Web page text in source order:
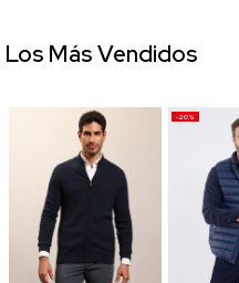
-20%
Los Más Vendidos